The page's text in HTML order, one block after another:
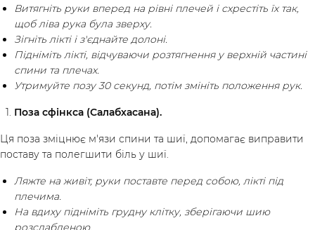
Витягніть руки вперед на рівні плечей і схрестіть їх так,
щоб ліва рука була зверху.
Зігніть лікті і з'єднайте долоні.
Підніміть лікті, відчуваючи розтягнення у верхній частині
спини та плечах.
Утримуйте позу 30 секунд, потім змініть положення рук.
Поза сфінкса (Салабхасана).
Ця поза зміцнює м'язи спини та шиї, допомагає виправити
поставу та полегшити біль у шиї.
Ляжте на живіт, руки поставте перед собою, лікті під
плечима.
На вдиху підніміть грудну клітку, зберігаючи шию
розслабленою.